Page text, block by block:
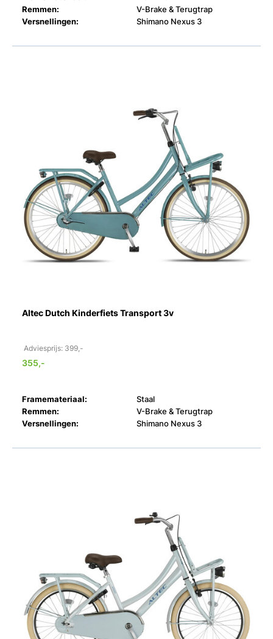
Remmen:
V-Brake & Terugtrap
Versnellingen:
Shimano Nexus 3
Altec Dutch Kinderfiets Transport 3v
Adviesprijs: 399,-
355,-
Framemateriaal:
Staal
Remmen:
V-Brake & Terugtrap
Versnellingen:
Shimano Nexus 3